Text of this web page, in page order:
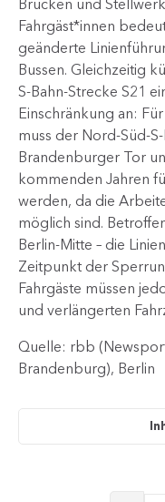
Brücken und
Fahrgäst*innen
geänderte
Bussen. Gleichzeitig
S-Bahn-Strecke S21
Einschränkung an:
muss der Nord-Süd-
Brandenburger Tor
kommenden Jahren
werden, da die
möglich sind.
Berlin-Mitte – die
Zeitpunkt der
Fahrgäste müssen
und verlängerten
Quelle: rbb
Brandenburg), Berlin